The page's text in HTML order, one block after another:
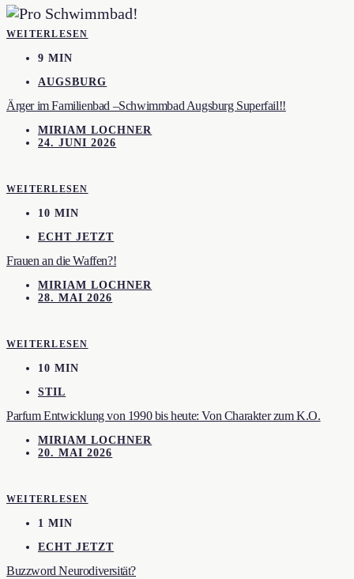
WEITERLESEN
9 MIN
AUGSBURG
Ärger im Familienbad –Schwimmbad Augsburg Superfail!!
MIRIAM LOCHNER
24. JUNI 2026
WEITERLESEN
10 MIN
ECHT JETZT
Frauen an die Waffen?!
MIRIAM LOCHNER
28. MAI 2026
WEITERLESEN
10 MIN
STIL
Parfum Entwicklung von 1990 bis heute: Von Charakter zum K.O.
MIRIAM LOCHNER
20. MAI 2026
WEITERLESEN
1 MIN
ECHT JETZT
Buzzword Neurodiversität?